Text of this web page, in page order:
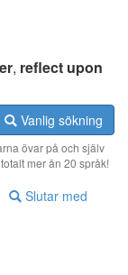
, reflect upon
Vanlig sökning
övar på och själv
mer än 20 språk!
Slutar med